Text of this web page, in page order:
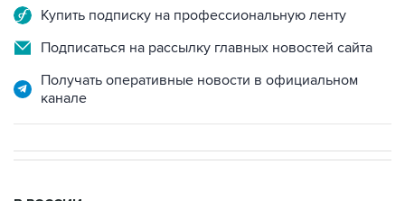
Подписаться на рассылку главных новостей сайта
Получать оперативные новости в официальном